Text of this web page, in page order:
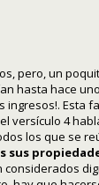
pero, un
hasta hace
ingresos!. Esta
versículo 4
los que se
sus